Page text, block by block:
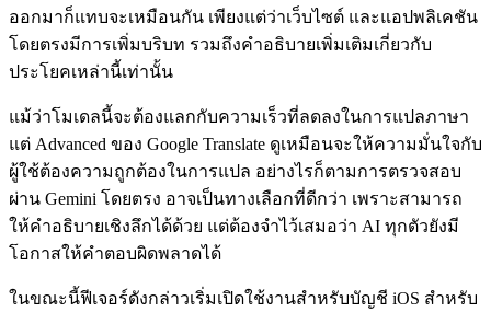
ออกมาก็แทบจะเหมือนกัน เพียงแต่ว่าเว็บไซต์ และแอปพลิเคชัน
โดยตรงมีการเพิ่มบริบท รวมถึงคำอธิบายเพิ่มเติมเกี่ยวกับ
ประโยคเหล่านี้เท่านั้น
แม้ว่าโมเดลนี้จะต้องแลกกับความเร็วที่ลดลงในการแปลภาษา
แต่ Advanced ของ Google Translate ดูเหมือนจะให้ความมั่นใจกับ
ผู้ใช้ต้องความถูกต้องในการแปล อย่างไรก็ตามการตรวจสอบ
ผ่าน Gemini โดยตรง อาจเป็นทางเลือกที่ดีกว่า เพราะสามารถ
ให้คำอธิบายเชิงลึกได้ด้วย แต่ต้องจำไว้เสมอว่า AI ทุกตัวยังมี
โอกาสให้คำตอบผิดพลาดได้
ในขณะนี้ฟีเจอร์ดังกล่าวเริ่มเปิดใช้งานสำหรับบัญชี iOS สำหรับ